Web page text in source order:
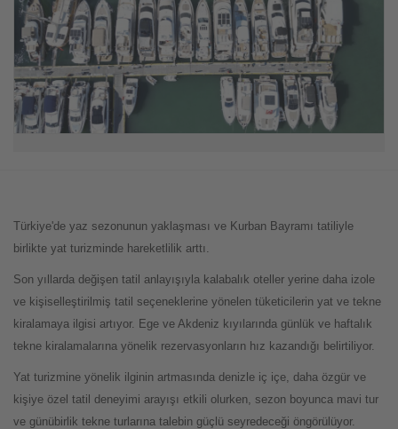
Türkiye'de yaz sezonunun yaklaşması ve Kurban Bayramı tatiliyle
birlikte yat turizminde hareketlilik arttı.
Son yıllarda değişen tatil anlayışıyla kalabalık oteller yerine daha izole
ve kişiselleştirilmiş tatil seçeneklerine yönelen tüketicilerin yat ve tekne
kiralamaya ilgisi artıyor. Ege ve Akdeniz kıyılarında günlük ve haftalık
tekne kiralamalarına yönelik rezervasyonların hız kazandığı belirtiliyor.
Yat turizmine yönelik ilginin artmasında denizle iç içe, daha özgür ve
kişiye özel tatil deneyimi arayışı etkili olurken, sezon boyunca mavi tur
ve günübirlik tekne turlarına talebin güçlü seyredeceği öngörülüyor.